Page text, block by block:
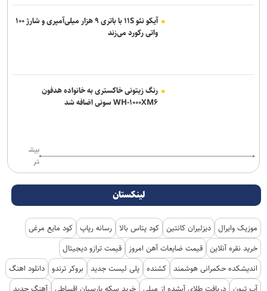
آیکو نئو ۱۱S با باتری ۹ هزار میلی‌آمپری و شارژ ۱۰۰
واتی رکورد می‌زند
رنگ زیتونی خاکستری به خانواده هدفون
WH-۱۰۰۰XM۶ سونی اضافه شد
بیش
تر
لینکستان
موزیک وایرال دیزلیران کانتین کود پتاس بالا رسانه رپاپ کود مایع مرغی
خرید نقره آنلاین قیمت ضایعات آهن امروز
قیمت ترازو دیجیتال
اندیشکده حکمرانی هوشمند کشنده پلی لیست جدید بروکر ترندو دانلود اهنگ